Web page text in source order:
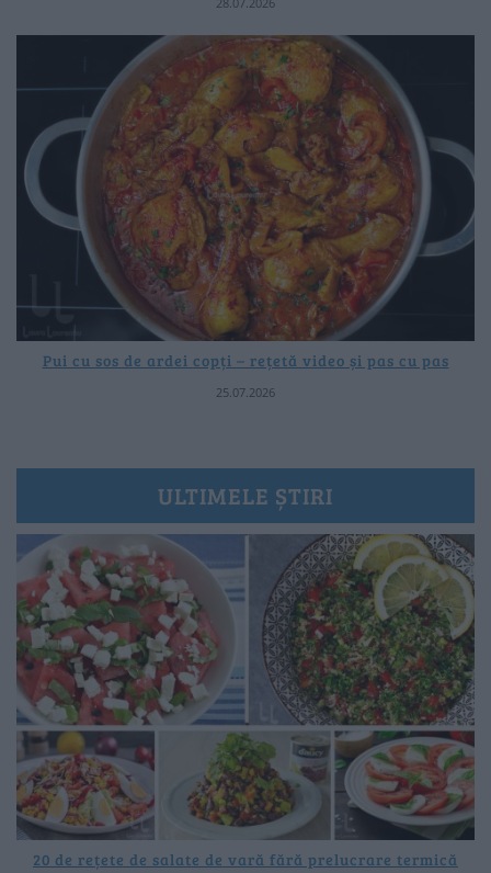
Pui cu sos de ardei copți – rețetă video și pas cu pas
25.07.2026
ULTIMELE ȘTIRI
20 de rețete de salate de vară fără prelucrare termică